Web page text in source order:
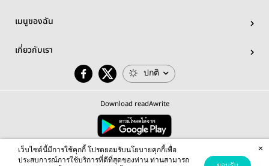
เมนูของฉัน
เกี่ยวกับเรา
ปกติ
Download readAwrite
© 2026 readAwrite.com by MEB Corporation Public Company Limited
This site is protected by reCAPTCHA and the Google Privacy Policy Terms of Serviceapply.
เว็บไซต์นี้มีการใช้คุกกี้ โปรดยอมรับนโยบายคุกกี้เพื่อ
ประสบการณ์การใช้บริการที่ดีที่สุดของท่าน ท่านสามารถ
×